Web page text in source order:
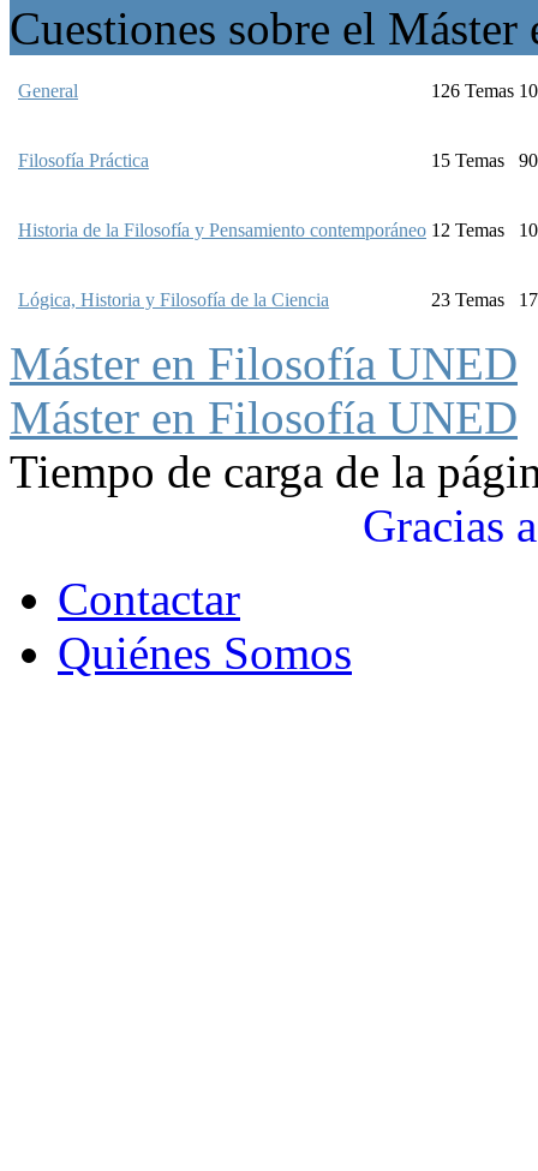
Cuestiones sobre el
General 126 Temas
Filosofía Práctica 15 Temas 90
Historia de la Filosofía y Pensamiento contemporáneo 12 Temas
Lógica, Historia y Filosofía de la Ciencia 23 Temas
Máster en Filosofía UNED
Máster en Filosofía UNED
Tiempo de carga de la
Gracias a
Contactar
Quiénes Somos